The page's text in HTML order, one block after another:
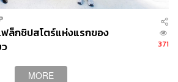
ฟล็กชิปสโตร์แห่งแรกของ
371
MORE